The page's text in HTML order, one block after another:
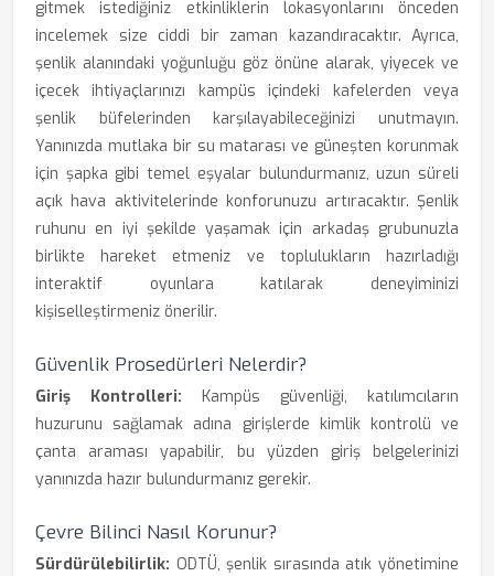
gitmek istediğiniz etkinliklerin lokasyonlarını önceden
incelemek size ciddi bir zaman kazandıracaktır. Ayrıca,
şenlik alanındaki yoğunluğu göz önüne alarak, yiyecek ve
içecek ihtiyaçlarınızı kampüs içindeki kafelerden veya
şenlik büfelerinden karşılayabileceğinizi unutmayın.
Yanınızda mutlaka bir su matarası ve güneşten korunmak
için şapka gibi temel eşyalar bulundurmanız, uzun süreli
açık hava aktivitelerinde konforunuzu artıracaktır. Şenlik
ruhunu en iyi şekilde yaşamak için arkadaş grubunuzla
birlikte hareket etmeniz ve toplulukların hazırladığı
interaktif oyunlara katılarak deneyiminizi
kişiselleştirmeniz önerilir.
Güvenlik Prosedürleri Nelerdir?
Giriş Kontrolleri: Kampüs güvenliği, katılımcıların
huzurunu sağlamak adına girişlerde kimlik kontrolü ve
çanta araması yapabilir, bu yüzden giriş belgelerinizi
yanınızda hazır bulundurmanız gerekir.
Çevre Bilinci Nasıl Korunur?
Sürdürülebilirlik: ODTÜ, şenlik sırasında atık yönetimine